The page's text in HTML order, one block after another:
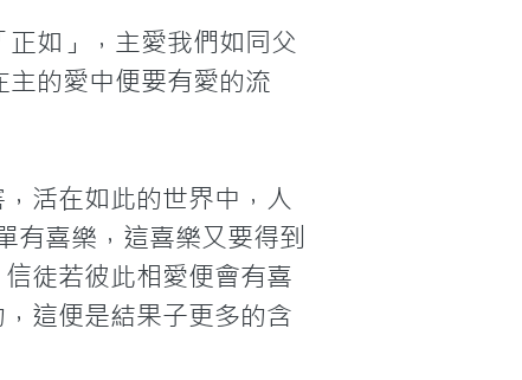
如」，主愛我們如同父
的愛中便要有愛的流
活在如此的世界中，人
有喜樂，這喜樂又要得到
徒若彼此相愛便會有喜
這便是結果子更多的含